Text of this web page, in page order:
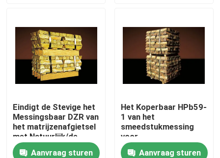
Producten
Ongeveer ons
Fabrieksreis
Kwaliteitscontrole
Eindigt de Stevige het
Messingsbaar DZR van
het matrijzenafgietsel
met Natuurlijk/de
Molen
Aanvraag sturen
Het Koperbaar HPb59-
1 van het
smeedstukmessing
voor
Watermeter/Tapkraan/
Aanvraag sturen